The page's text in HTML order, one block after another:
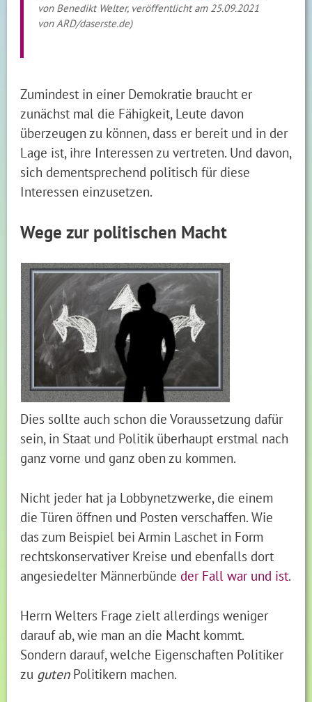
von Benedikt Welter, veröffentlicht am 25.09.2021
von ARD/daserste.de)
Zumindest in einer Demokratie braucht er
zunächst mal die Fähigkeit, Leute davon
überzeugen zu können, dass er bereit und in der
Lage ist, ihre Interessen zu vertreten. Und davon,
sich dementsprechend politisch für diese
Interessen einzusetzen.
Wege zur politischen Macht
Dies sollte auch schon die Voraussetzung dafür
sein, in Staat und Politik überhaupt erstmal nach
ganz vorne und ganz oben zu kommen.
Nicht jeder hat ja Lobbynetzwerke, die einem
die Türen öffnen und Posten verschaffen. Wie
das zum Beispiel bei Armin Laschet in Form
rechtskonservativer Kreise und ebenfalls dort
angesiedelter Männerbünde der Fall war und ist.
Herrn Welters Frage zielt allerdings weniger
darauf ab, wie man an die Macht kommt.
Sondern darauf, welche Eigenschaften Politiker
zu gutenPolitikern machen.